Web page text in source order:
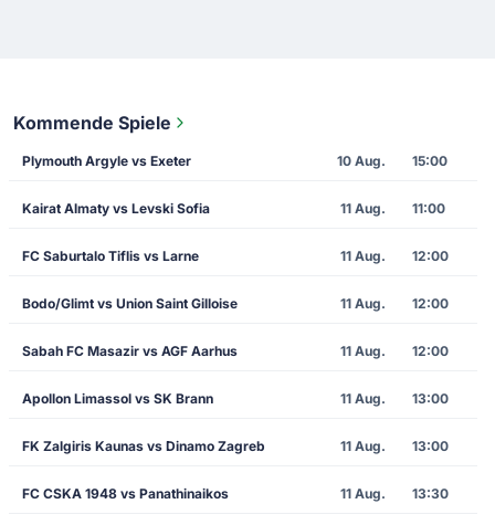
Kommende Spiele
Plymouth Argyle vs Exeter 10 Aug. 15:00
Kairat Almaty vs Levski Sofia 11 Aug. 11:00
FC Saburtalo Tiflis vs Larne 11 Aug. 12:00
Bodo/Glimt vs Union Saint Gilloise 11 Aug. 12:00
Sabah FC Masazir vs AGF Aarhus 11 Aug. 12:00
Apollon Limassol vs SK Brann 11 Aug. 13:00
FK Zalgiris Kaunas vs Dinamo Zagreb 11 Aug. 13:00
FC CSKA 1948 vs Panathinaikos 11 Aug. 13:30